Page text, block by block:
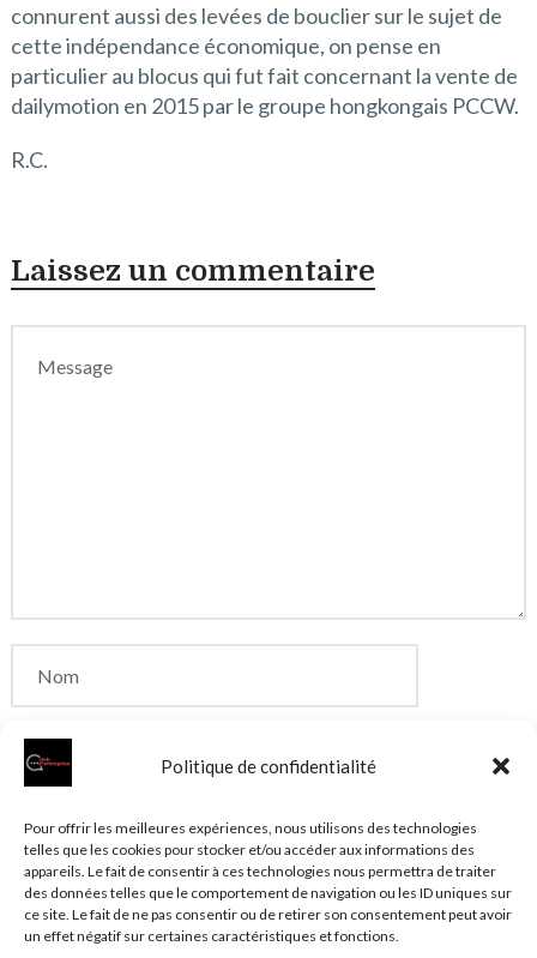
Politique de confidentialité
Pour offrir les meilleures expériences, nous utilisons des technologies
telles que les cookies pour stocker et/ou accéder aux informations des
appareils. Le fait de consentir à ces technologies nous permettra de traiter
des données telles que le comportement de navigation ou les ID uniques sur
ce site. Le fait de ne pas consentir ou de retirer son consentement peut avoir
un effet négatif sur certaines caractéristiques et fonctions.
connurent aussi des levées de bouclier sur le sujet de
cette indépendance économique, on pense en
particulier au blocus qui fut fait concernant la vente de
dailymotion en 2015 par le groupe hongkongais PCCW.
R.C.
Laissez un commentaire
Enregistrer mon nom, mon e-mail et mon site dans
le navigateur pour mon prochain commentaire.